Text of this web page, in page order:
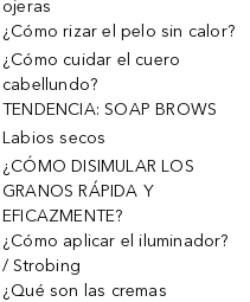
ojeras
¿Cómo rizar el pelo sin calor?
¿Cómo cuidar el cuero
cabellundo?
TENDENCIA: SOAP BROWS
Labios secos
¿CÓMO DISIMULAR LOS
GRANOS RÁPIDA Y
EFICAZMENTE?
¿Cómo aplicar el iluminador?
/ Strobing
¿Qué son las cremas